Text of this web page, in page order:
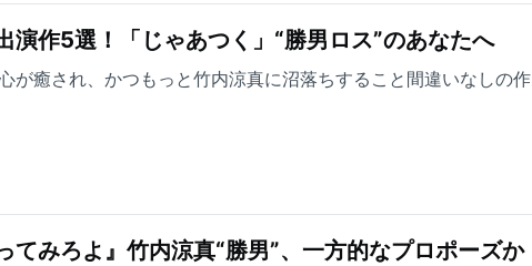
演作5選！「じゃあつく」“勝男ロス”のあなたへ
が癒され、かつもっと竹内涼真に沼落ちすること間違いなしの作
てみろよ』竹内涼真“勝男”、一方的なプロポーズか